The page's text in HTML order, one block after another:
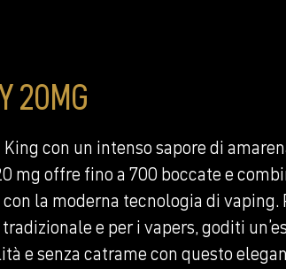
20MG
con un intenso sapore di
mg offre fino a 700 boccate e
la moderna tecnologia di vaping.
e per i vapers, goditi
e senza catrame con questo